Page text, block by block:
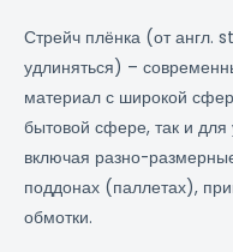
Стрейч плёнка (от англ.
удлиняться) –
материал с широкой
бытовой сфере, так и для
включая разно-
поддонах (паллетах),
обмотки.